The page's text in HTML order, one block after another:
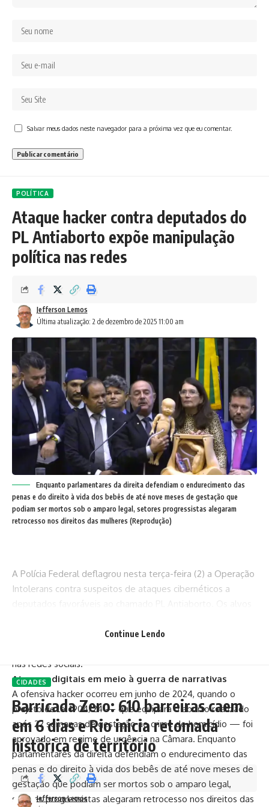
Salvar meus dados neste navegador para a próxima vez que eu comentar.
POLÍTICA
Ataque hacker contra deputados do
PL Antiaborto expõe manipulação
política nas redes
Última atualização: 2 de dezembro de 2025 11:00 am
Jefferson Lemos
Enquanto parlamentares da direita defendiam o endurecimento das
penas e do direito à vida dos bebês de até nove meses de gestação que
podiam ser mortos sob o amparo legal, setores progressistas alegaram
retrocesso nos direitos das mulheres (Reprodução)
A Polícia Federal deflagrou nesta terça-feira (2) a Operação
Intolerans contra suspeitos de ataques cibernéticos a
Alexandre Ramagem e Bia Kicis, todos do PL, em meio a
nas redes sociais.
Ataques digitais em meio à guerra de narrativas
A ofensiva hacker ocorreu em junho de 2024, quando o
projeto de lei 1904/24 — que equipara o aborto realizado
após 22 semanas de gestação ao crime de homicídio — foi
aprovado em regime de urgência na Câmara. Enquanto
parlamentares da direita defendiam o endurecimento das
penas e do direito à vida dos bebês de até nove meses de
gestação que podiam ser mortos sob o amparo legal,
setores progressistas alegaram retrocesso nos direitos das
Continue Lendo
CIDADES
Barricada Zero: 610 barreiras caem
em 6 dias e Rio inicia retomada
histórica de território
Jefferson Lemos